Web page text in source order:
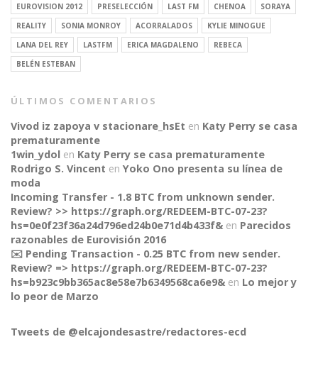
CONNECT
EUROVISION 2012
PRESELECCIÓN LAST FM CHENOA
SORAYA
REALITY
SONIA MONROY ACORRALADOS
KYLIE MINOGUE
LANA DEL REY
LASTFM ERICA MAGDALENO
REBECA
BELÉN ESTEBAN
ÚLTIMOS COMENTARIOS
Vivod iz zapoya v stacionare_hsEt en Katy Perry se casa
prematuramente
1win_ydol en Katy Perry se casa prematuramente
Rodrigo S. Vincent en Yoko Ono presenta su línea de
moda
Incoming Transfer - 1.8 BTC from unknown sender.
Review? >> https://graph.org/REDEEM-BTC-07-23?
hs=0e0f23f36a24d796ed24b0e71d4b433f& en Parecidos
razonables de Eurovisión 2016
✉️ Pending Transaction - 0.25 BTC from new sender.
Review? => https://graph.org/REDEEM-BTC-07-23?
hs=b923c9bb365ac8e58e7b6349568ca6e9& en Lo mejor y
lo peor de Marzo
Tweets de @elcajondesastre/redactores-ecd